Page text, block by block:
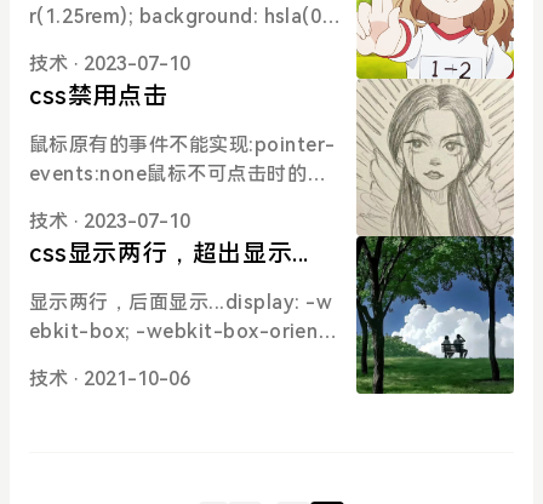
r(1.25rem); background: hsla(0,
字：background: linear-gradient
(100.07deg,#2d61fc .83%,#9362
ed 34.35%,#f06195 73.39%,#fca
1ad 102.87%); -webkit-backgro
t;效果如下图：
技术 · 2023-07-10
css禁用点击
鼠标原有的事件不能实现:pointer-
events:none鼠标不可点击时的显
技术 · 2023-07-10
css显示两行，超出显示...
显示两行，后面显示...display: -w
ebkit-box; -webkit-box-orient:
overflow: hidden;
技术 · 2021-10-06